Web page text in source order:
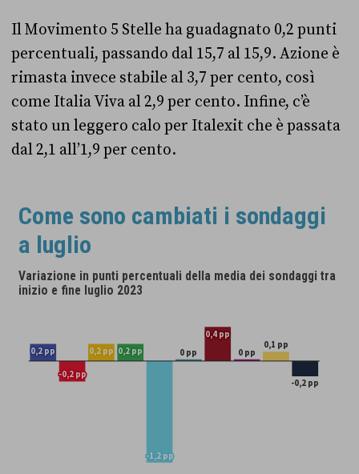
Il Movimento 5 Stelle ha guadagnato 0,2 punti
percentuali, passando dal 15,7 al 15,9. Azione è
rimasta invece stabile al 3,7 per cento, così
come Italia Viva al 2,9 per cento. Infine, c’è
stato un leggero calo per Italexit che è passata
dal 2,1 all’1,9 per cento.